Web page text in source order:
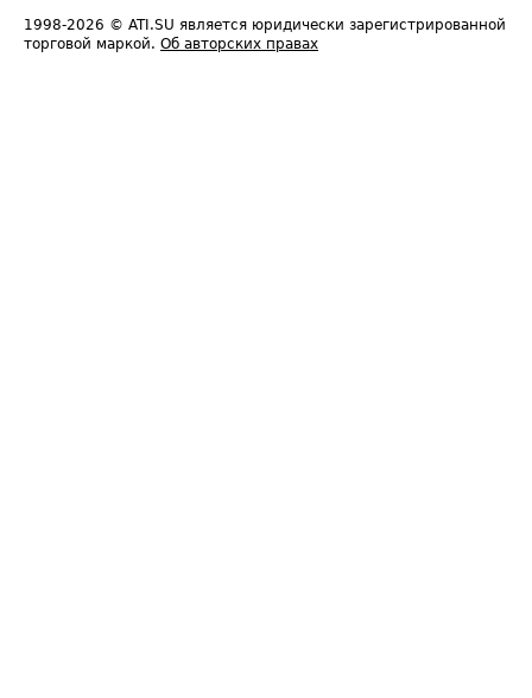
1998-2026 © ATI.SU является юридически зарегистрированной
торговой маркой. Об авторских правах